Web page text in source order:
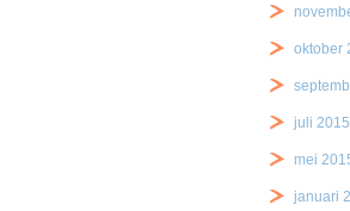
oktober
juli 2015
mei
januari